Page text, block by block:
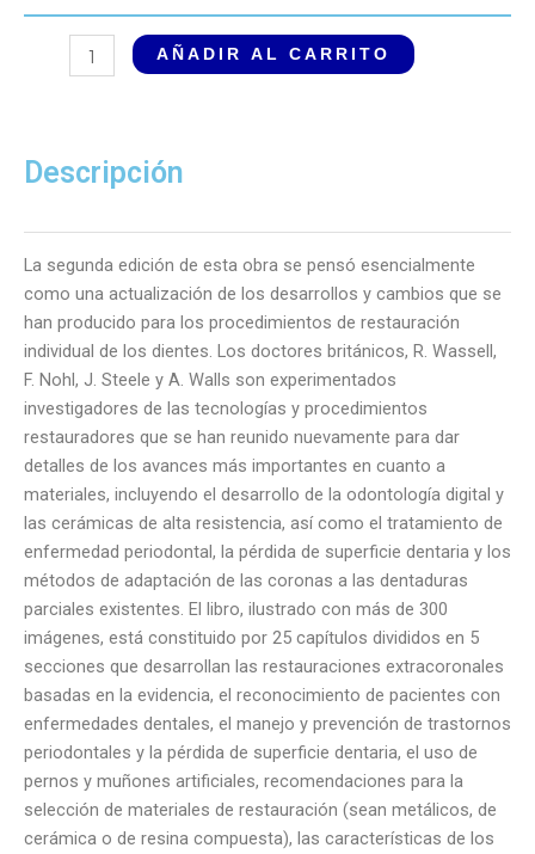
Restauraciones
Extracoronales.
Aplicaciones
AÑADIR AL CARRITO
Descripción
La segunda edición de esta obra se pensó esencialmente
como una actualización de los desarrollos y cambios que se
han producido para los procedimientos de restauración
individual de los dientes. Los doctores británicos, R. Wassell,
F. Nohl, J. Steele y A. Walls son experimentados
investigadores de las tecnologías y procedimientos
restauradores que se han reunido nuevamente para dar
detalles de los avances más importantes en cuanto a
materiales, incluyendo el desarrollo de la odontología digital y
las cerámicas de alta resistencia, así como el tratamiento de
enfermedad periodontal, la pérdida de superficie dentaria y los
métodos de adaptación de las coronas a las dentaduras
parciales existentes. El libro, ilustrado con más de 300
imágenes, está constituido por 25 capítulos divididos en 5
secciones que desarrollan las restauraciones extracoronales
basadas en la evidencia, el reconocimiento de pacientes con
enfermedades dentales, el manejo y prevención de trastornos
periodontales y la pérdida de superficie dentaria, el uso de
pernos y muñones artificiales, recomendaciones para la
selección de materiales de restauración (sean metálicos, de
cerámica o de resina compuesta), las características de los